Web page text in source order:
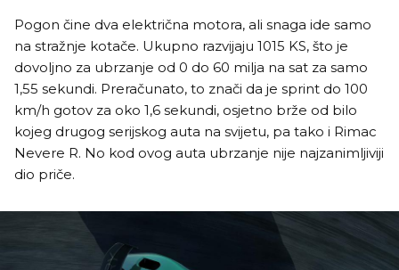
Pogon čine dva električna motora, ali snaga ide samo
na stražnje kotače. Ukupno razvijaju 1015 KS, što je
dovoljno za ubrzanje od 0 do 60 milja na sat za samo
1,55 sekundi. Preračunato, to znači da je sprint do 100
km/h gotov za oko 1,6 sekundi, osjetno brže od bilo
kojeg drugog serijskog auta na svijetu, pa tako i Rimac
Nevere R. No kod ovog auta ubrzanje nije najzanimljiviji
dio priče.